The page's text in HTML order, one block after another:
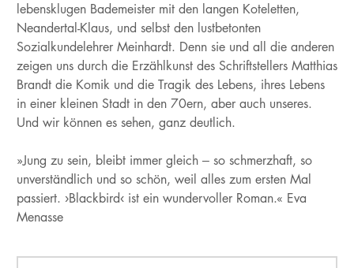
lebensklugen Bademeister mit den langen Koteletten,
Neandertal-Klaus, und selbst den lustbetonten
Sozialkundelehrer Meinhardt. Denn sie und all die anderen
zeigen uns durch die Erzählkunst des Schriftstellers Matthias
Brandt die Komik und die Tragik des Lebens, ihres Lebens
in einer kleinen Stadt in den 70ern, aber auch unseres.
Und wir können es sehen, ganz deutlich.
»Jung zu sein, bleibt immer gleich – so schmerzhaft, so
unverständlich und so schön, weil alles zum ersten Mal
passiert. ›Blackbird‹ ist ein wundervoller Roman.« Eva
Menasse